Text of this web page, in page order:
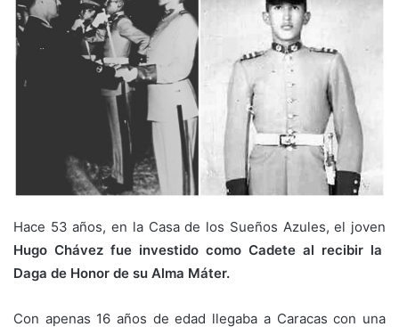
Hace 53 años, en la Casa de los Sueños Azules, el joven
Hugo Chávez fue investido como Cadete al recibir la
Daga de Honor de su Alma Máter.
Con apenas 16 años de edad llegaba a Caracas con una